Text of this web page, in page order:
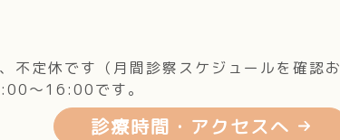
定休です（月間診察スケジュールを確認お
～16:00です。
診療時間・アクセスへ